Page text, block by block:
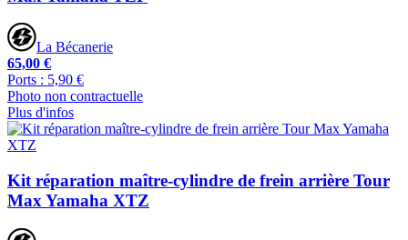
La Bécanerie
65,00 €
Ports : 5,90 €
Photo non contractuelle
Plus d'infos
Kit réparation maître-cylindre de frein arrière Tour
Max Yamaha XTZ